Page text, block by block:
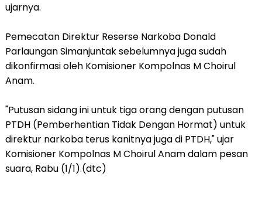
ujarnya.
Pemecatan Direktur Reserse Narkoba Donald
Parlaungan Simanjuntak sebelumnya juga sudah
dikonfirmasi oleh Komisioner Kompolnas M Choirul
Anam.
"Putusan sidang ini untuk tiga orang dengan putusan
PTDH (Pemberhentian Tidak Dengan Hormat) untuk
direktur narkoba terus kanitnya juga di PTDH," ujar
Komisioner Kompolnas M Choirul Anam dalam pesan
suara, Rabu (1/1).(dtc)